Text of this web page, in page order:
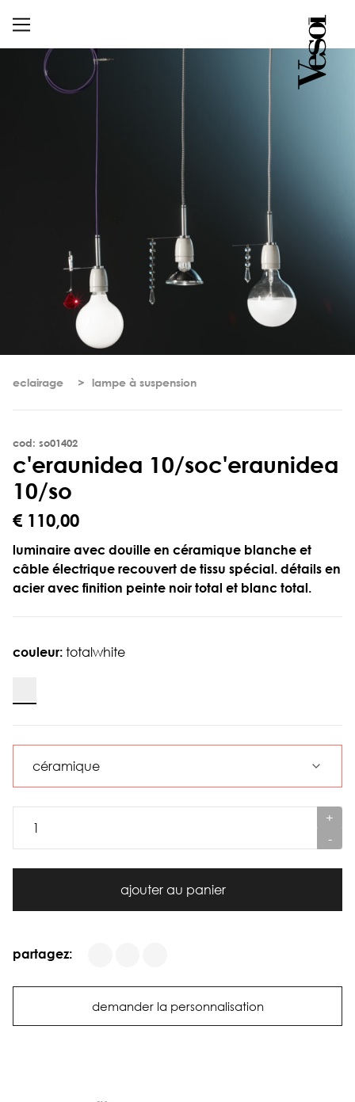
eclairage lampe à suspension
cod: so01402
c'eraunidea 10/soc'eraunidea
10/so
€ 110,00
luminaire avec douille en céramique blanche et
câble électrique recouvert de tissu spécial. détails en
acier avec finition peinte noir total et blanc total.
couleur: totalwhite
+
-
ajouter au panier
partagez:
demander la personnalisation